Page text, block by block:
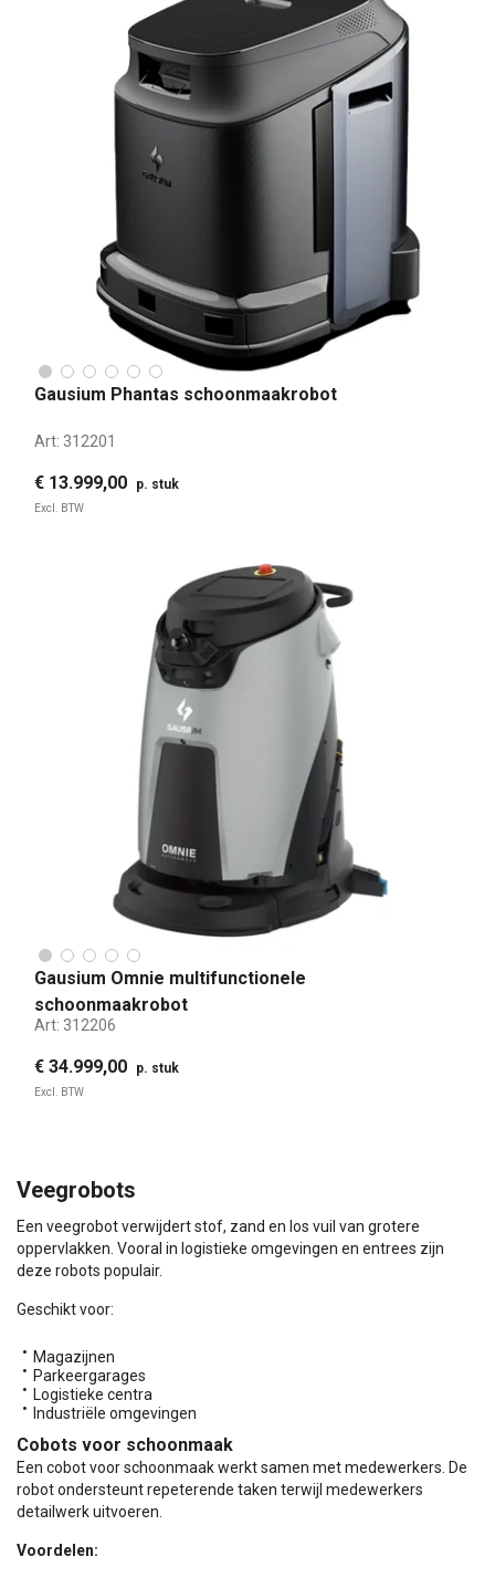
Gausium Phantas schoonmaakrobot
Art: 312201
€ 13.999,00 p. stuk
Excl. BTW
Gausium Omnie multifunctionele
schoonmaakrobot
Art: 312206
€ 34.999,00 p. stuk
Excl. BTW
Veegrobots
Een veegrobot verwijdert stof, zand en los vuil van grotere
oppervlakken. Vooral in logistieke omgevingen en entrees zijn
deze robots populair.
Geschikt voor:
Magazijnen
Parkeergarages
Logistieke centra
Industriële omgevingen
Cobots voor schoonmaak
Een cobot voor schoonmaak werkt samen met medewerkers. De
robot ondersteunt repeterende taken terwijl medewerkers
detailwerk uitvoeren.
Voordelen: